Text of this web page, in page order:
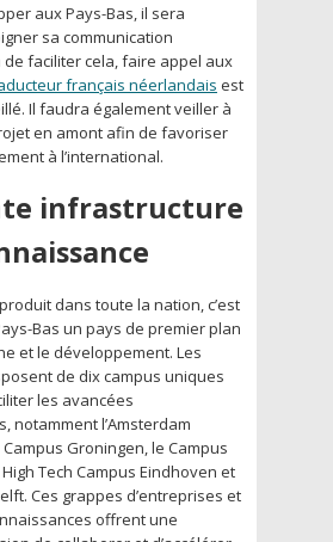
aux Pays-Bas, il sera
sa communication
de faciliter cela, faire appel aux
français néerlandais est
Il faudra également veiller à
en amont afin de favoriser
à l’international.
infrastructure
dans toute la nation, c’est
Bas un pays de premier plan
et le développement. Les
de dix campus uniques
les avancées
notamment l’Amsterdam
Groningen, le Campus
Tech Campus Eindhoven et
Ces grappes d’entreprises et
offrent une